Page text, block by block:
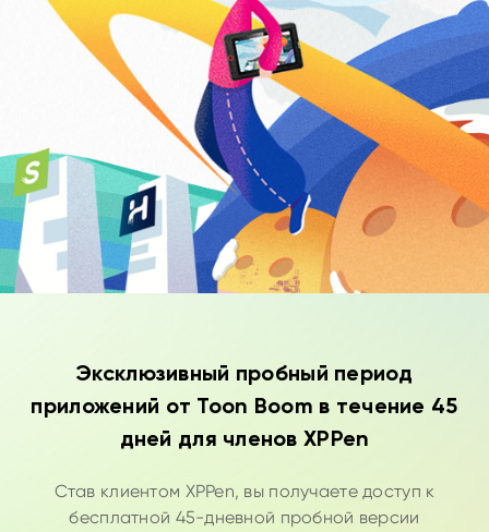
Эксклюзивный пробный период
приложений от Toon Boom в течение 45
дней для членов XPPen
Став клиентом XPPen, вы получаете доступ к
бесплатной 45-дневной пробной версии